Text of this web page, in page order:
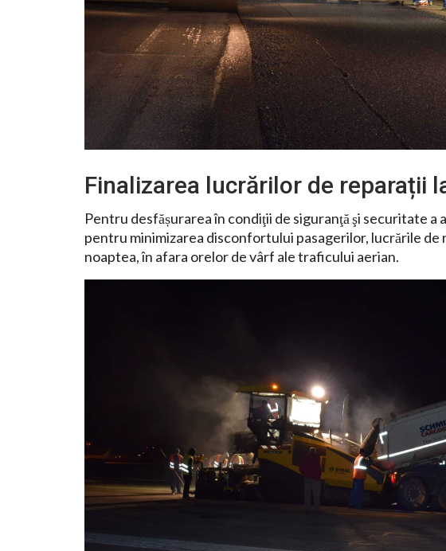
Finalizarea lucrărilor de reparații
Pentru desfășurarea în condiţii de siguranţă şi securitate
pentru minimizarea disconfortului pasagerilor, lucrările de
noaptea, în afara orelor de vârf ale traficului aerian.